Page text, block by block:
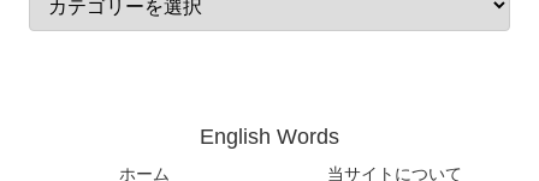
English Words
ホーム 当サイトについて